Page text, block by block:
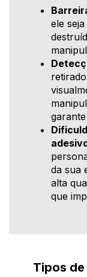
ele
da sua
alta
que
Tipos